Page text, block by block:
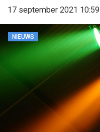
17 september 2021 10:59
NIEUWS